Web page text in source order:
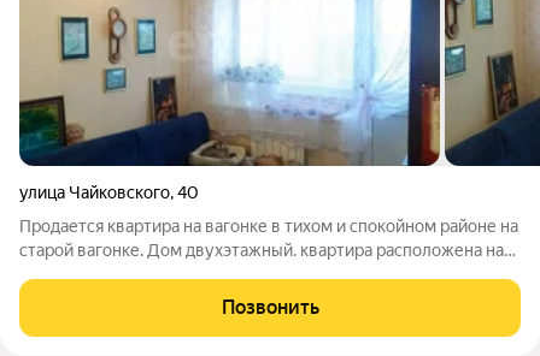
улица Чайковского,40
Продается квартира на вагонке в тихом и спокойном районе на
старой вагонке. Дом двухэтажный. квартира расположена на
сантехника вся поменяна. В доме нет газа. В шаговой
доступности остановка
Позвонить